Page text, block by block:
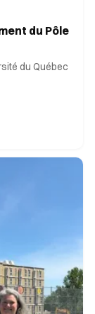
du Pôle
du Québec